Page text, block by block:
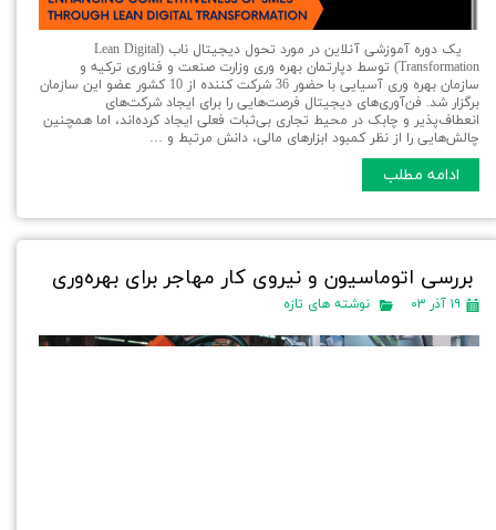
یک دوره آموزشی آنلاین در مورد تحول دیجیتال ناب (Lean Digital
Transformation) توسط دپارتمان بهره وری وزارت صنعت و فناوری ترکیه و
سازمان بهره وری آسیایی با حضور 36 شرکت کننده از 10 کشور عضو این سازمان
برگزار شد. فن‌آوری‌های دیجیتال فرصت‌هایی را برای ایجاد شرکت‌های
انعطاف‌پذیر و چابک در محیط تجاری بی‌ثبات فعلی ایجاد کرده‌اند، اما همچنین
چالش‌هایی را از نظر کمبود ابزارهای مالی، دانش مرتبط و …
ادامه مطلب
بررسی اتوماسیون و نیروی کار مهاجر برای بهره‌وری
۱۹ آذر ۰۳ نوشته های تازه